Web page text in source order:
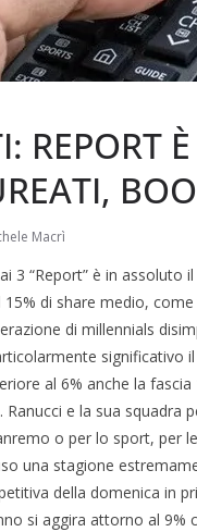
REPORT
Macrì
3 “Report” è in
di share medio,
di millennials
significativo
al 6% anche la
Ranucci e la sua squadra
o per lo sport, per
una stagione
della domenica in
si aggira attorno al